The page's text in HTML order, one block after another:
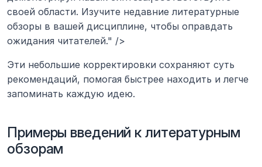
своей области. Изучите недавние литературные
обзоры в вашей дисциплине, чтобы оправдать
ожидания читателей." />
Эти небольшие корректировки сохраняют суть
рекомендаций, помогая быстрее находить и легче
запоминать каждую идею.
Примеры введений к литературным
обзорам